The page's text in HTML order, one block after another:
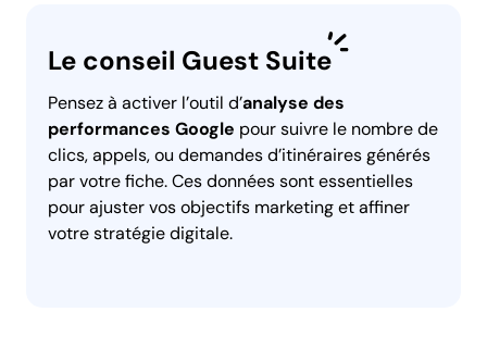
Le conseil Guest Suite
Pensez à activer l’outil d’analyse des
performances Google pour suivre le nombre de
clics, appels, ou demandes d’itinéraires générés
par votre fiche. Ces données sont essentielles
pour ajuster vos objectifs marketing et affiner
votre stratégie digitale.